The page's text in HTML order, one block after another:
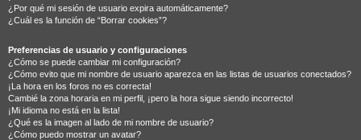
¿Por qué mi sesión de usuario expira automáticamente?
¿Cuál es la función de “Borrar cookies”?
Preferencias de usuario y configuraciones
¿Cómo se puede cambiar mi configuración?
¿Cómo evito que mi nombre de usuario aparezca en las listas de usuarios conectados?
¡La hora en los foros no es correcta!
Cambié la zona horaria en mi perfil, ¡pero la hora sigue siendo incorrecto!
¡Mi idioma no está en la lista!
¿Qué es la imagen al lado de mi nombre de usuario?
¿Cómo puedo mostrar un avatar?